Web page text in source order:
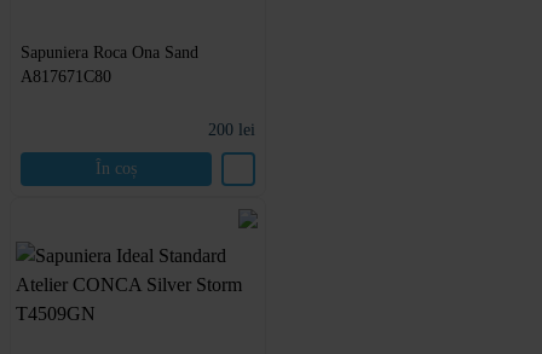
Sapuniera Roca Ona Sand
A817671C80
200 lei
În coș